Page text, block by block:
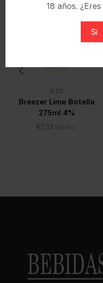
18 años.
Si
RTD
Breezer Lime Botella
275ml 4%
€2,13 IVA incl.